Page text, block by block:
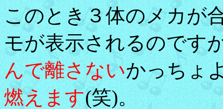
このとき３体のメカが
モが表示されるのです
んで離さないかっちょ
燃えます(笑)。